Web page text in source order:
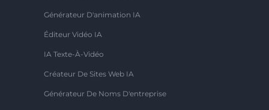
Générateur D'animation IA
Éditeur Vidéo IA
IA Texte-À-Vidéo
Créateur De Sites Web IA
Générateur De Noms D'entreprise